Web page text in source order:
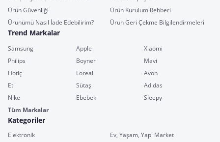
Ürün Güvenliği
Ürün Kurulum Rehberi
Ürünümü Nasıl İade Edebilirim?
Ürün Geri Çekme Bilgilendirmeleri
Trend Markalar
Samsung Apple
Xiaomi
Philips
Boyner
Mavi
Hotiç
Loreal
Avon
Eti
Sütaş
Adidas
Nike
Ebebek
Sleepy
Tüm Markalar
Kategoriler
Elektronik
Ev, Yaşam, Yapı Market